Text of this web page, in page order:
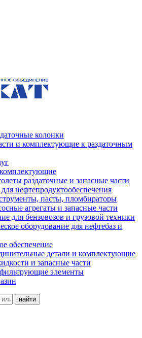
колонки
и комплектующие к раздаточным
раздаточные и запасные части
нефтепродуктообеспечения
пасты, пломбираторы
агрегаты и запасные части
для бензовозов и грузовой техники
оборудование для нефтебаз и
обеспечение
детали и комплектующие
и запасные части
элементы